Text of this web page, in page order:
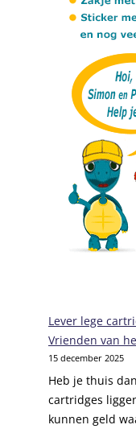
Lever lege
Vrienden van
15 december 2025
Heb je thuis
cartridges
kunnen geld